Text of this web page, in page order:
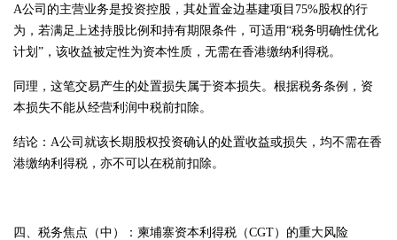
A公司的主营业务是投资控股，其处置金边基建项目75%股权的行
为，若满足上述持股比例和持有期限条件，可适用“税务明确性优化
计划”，该收益被定性为资本性质，无需在香港缴纳利得税。
同理，这笔交易产生的处置损失属于资本损失。根据税务条例，资
本损失不能从经营利润中税前扣除。
结论：A公司就该长期股权投资确认的处置收益或损失，均不需在香
港缴纳利得税，亦不可以在税前扣除。
四、税务焦点（中）：柬埔寨资本利得税（CGT）的重大风险